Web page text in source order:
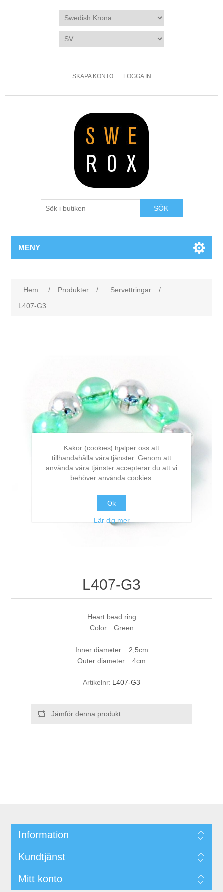
SKAPA KONTO LOGGA IN
SÖK
MENY
Hem / Produkter / Servettringar
/
L407-G3
L407-G3
Heart bead ring
Color: Green
Inner diameter: 2,5cm
Outer diameter: 4cm
Artikelnr: L407-G3
Jämför denna produkt
Information
Kundtjänst
Mitt konto
Kakor (cookies) hjälper oss att
tillhandahålla våra tjänster. Genom att
använda våra tjänster accepterar du att vi
behöver använda cookies.
Ok
Lär dig mer